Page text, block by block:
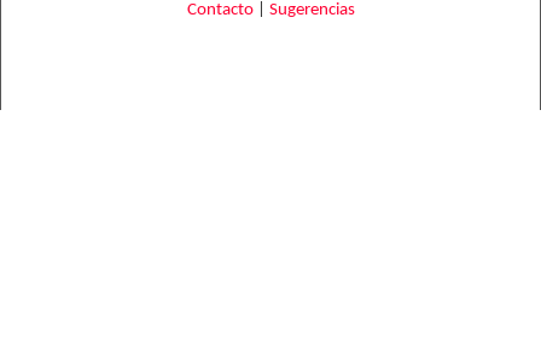
Contacto| Sugerencias